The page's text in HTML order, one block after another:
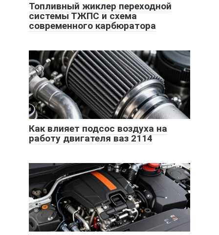
Топливный жиклер переходной
системы ТЖПС и схема
современного карбюратора
Как влияет подсос воздуха на
работу двигателя ваз 2114